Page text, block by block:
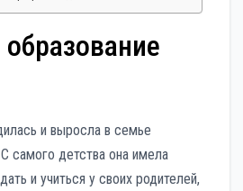
и выросла в семье
самого детства она имела
и учиться у своих родителей,